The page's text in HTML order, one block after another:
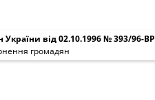
України від 02.10.1996 № 393/96-ВР
громадян